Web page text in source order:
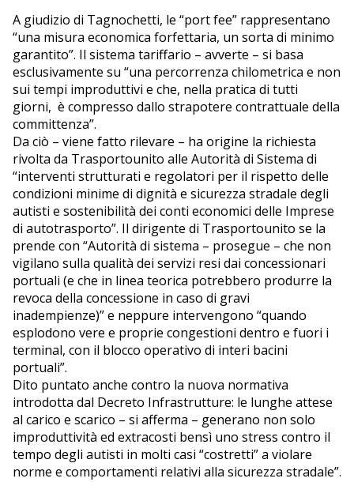
A giudizio di Tagnochetti, le “port fee” rappresentano
“una misura economica forfettaria, un sorta di minimo
garantito”. Il sistema tariffario – avverte – si basa
esclusivamente su “una percorrenza chilometrica e non
sui tempi improduttivi e che, nella pratica di tutti
giorni, è compresso dallo strapotere contrattuale della
committenza”.
Da ciò – viene fatto rilevare – ha origine la richiesta
rivolta da Trasportounito alle Autorità di Sistema di
“interventi strutturati e regolatori per il rispetto delle
condizioni minime di dignità e sicurezza stradale degli
autisti e sostenibilità dei conti economici delle Imprese
di autotrasporto”. Il dirigente di Trasportounito se la
prende con “Autorità di sistema – prosegue – che non
vigilano sulla qualità dei servizi resi dai concessionari
portuali (e che in linea teorica potrebbero produrre la
revoca della concessione in caso di gravi
inadempienze)” e neppure intervengono “quando
esplodono vere e proprie congestioni dentro e fuori i
terminal, con il blocco operativo di interi bacini
portuali”.
Dito puntato anche contro la nuova normativa
introdotta dal Decreto Infrastrutture: le lunghe attese
al carico e scarico – si afferma – generano non solo
improduttività ed extracosti bensì uno stress contro il
tempo degli autisti in molti casi “costretti” a violare
norme e comportamenti relativi alla sicurezza stradale”.